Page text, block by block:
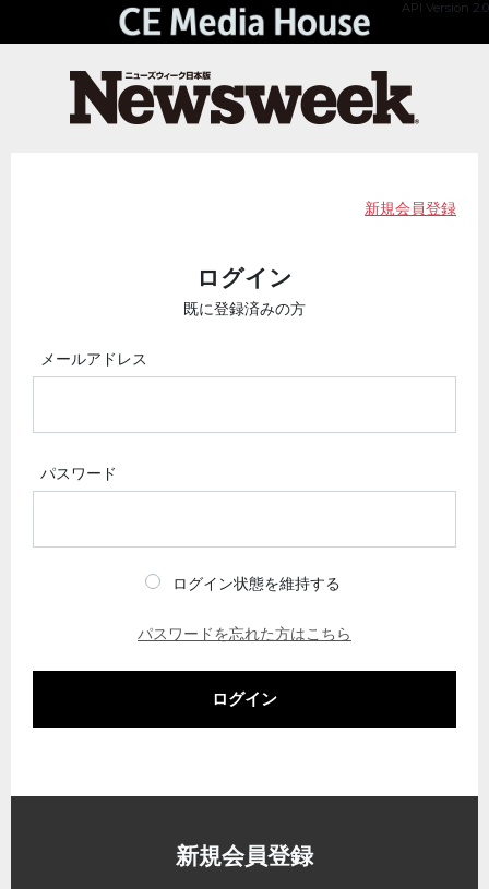
API Version 2.0
新規会員登録
ログイン
既に登録済みの方
メールアドレス
パスワード
ログイン状態を維持する
パスワードを忘れた方はこちら
ログイン
新規会員登録